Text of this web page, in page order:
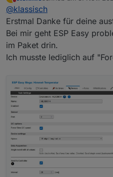
featurereich und
schwer zu warten.
Meine Sensoren
entwickle das nicht
sind einfach
HMI und ein
zu unterstützen.
Tasmota ünterstützt
MLX90614), aber
haben. Es gibt
Zufügen von Libs,
Nicht störenzuletzt editiert von
@klassisch
Erstmal Danke für deine
Bei mir geht ESP Easy
im Paket drin.
Ich musste lediglich auf